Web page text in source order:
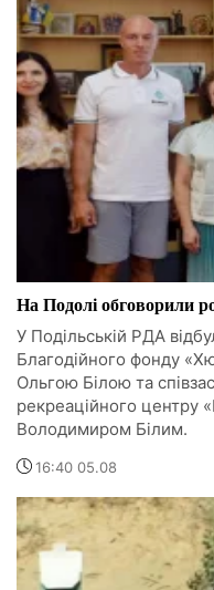
На Подолі обговорили
У Подільській РДА
Благодійного фонду
Ольгою Білою та
рекреаційного центру
Володимиром Білим.
16:40 05.08